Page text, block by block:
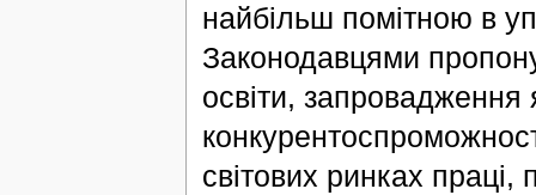
найбільш помітною в
Законодавцями
освіти, запровадження
світових ринках